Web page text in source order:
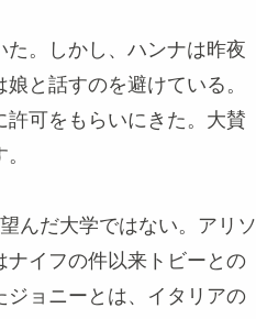
。しかし、ハンナは昨夜
と話すのを避けている。
可をもらいにきた。大賛
んだ大学ではない。アリソ
ナイフの件以来トビーとの
ョニーとは、イタリアの